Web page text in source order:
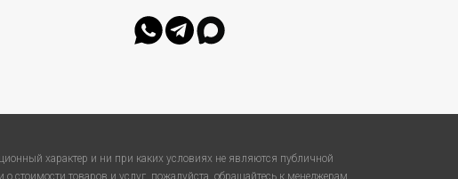
характер и ни при каких условиях не являются публичной
товаров и услуг, пожалуйста, обращайтесь к менеджерам